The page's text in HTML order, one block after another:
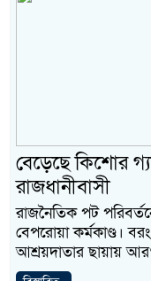
বেড়েছে কিশোর
রাজধানীবাসী
রাজনৈতিক পট
বেপরোয়া কর্মকাণ্ড।
আশ্রয়দাতার ছায়ায়